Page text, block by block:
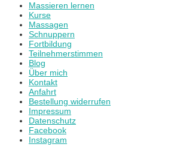
Massieren lernen
Kurse
Massagen
Schnuppern
Fortbildung
Teilnehmerstimmen
Blog
Über mich
Kontakt
Anfahrt
Bestellung widerrufen
Impressum
Datenschutz
Facebook
Instagram